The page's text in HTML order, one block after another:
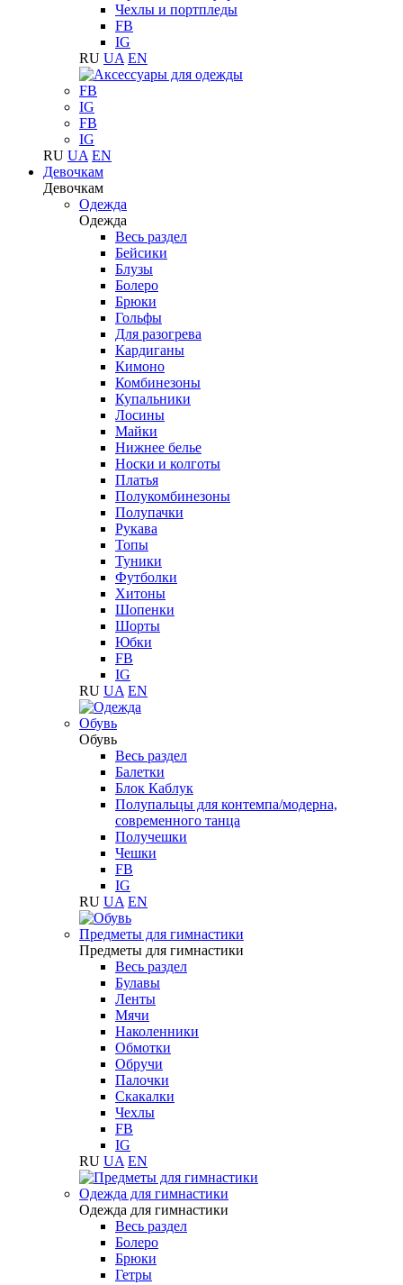
Чехлы и портпледы
FB
IG
RU UA EN
FB
IG
FB
IG
RU UA EN
Девочкам
Девочкам
Одежда
Одежда
Весь раздел
Бейсики
Блузы
Болеро
Брюки
Гольфы
Для разогрева
Кардиганы
Кимоно
Комбинезоны
Купальники
Лосины
Майки
Нижнее белье
Носки и колготы
Платья
Полукомбинезоны
Полупачки
Рукава
Топы
Туники
Футболки
Хитоны
Шопенки
Шорты
Юбки
FB
IG
RU UA EN
Обувь
Обувь
Весь раздел
Балетки
Блок Каблук
Полупальцы для контемпа/модерна,
современного танца
Получешки
Чешки
FB
IG
RU UA EN
Предметы для гимнастики
Предметы для гимнастики
Весь раздел
Булавы
Ленты
Мячи
Наколенники
Обмотки
Обручи
Палочки
Скакалки
Чехлы
FB
IG
RU UA EN
Одежда для гимнастики
Одежда для гимнастики
Весь раздел
Болеро
Брюки
Гетры